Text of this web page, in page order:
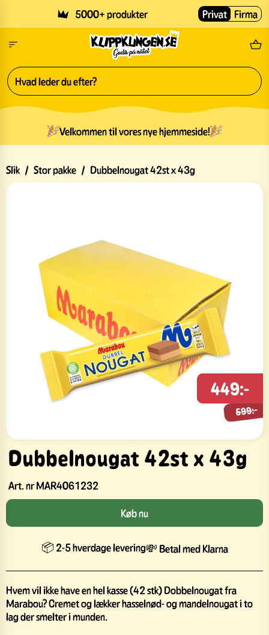
5000+ produkter Privat Firma
Velkommen til vores nye hjemmeside!
Slik / Stor pakke / Dubbelnougat 42st x 43g
Dubbelnougat 42st x 43g
Art. nrMAR4061232
449:-
599:-
599:-
Køb nu
📦 2-5 hverdage levering💸 Betal med Klarna
Hvem vil ikke have en hel kasse (42 stk) Dobbelnougat fra
Marabou? Cremet og lækker hasselnød- og mandelnougat i to
lag der smelter i munden.